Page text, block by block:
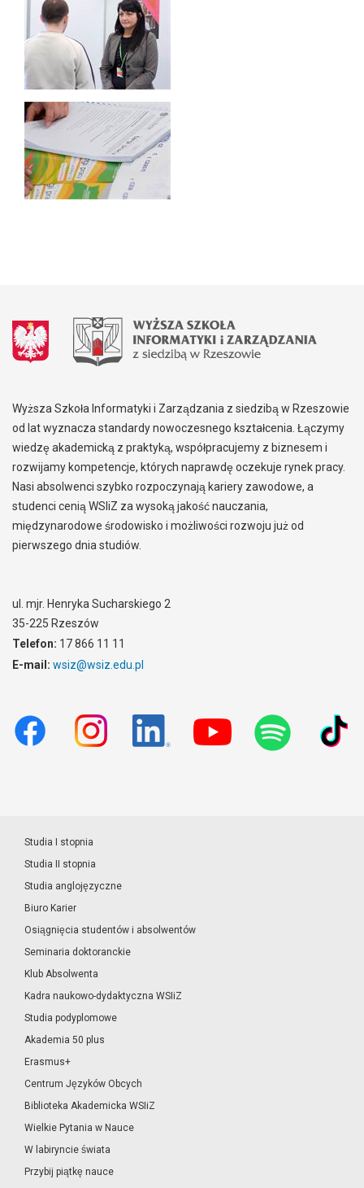
Wyższa Szkoła Informatyki i Zarządzania z siedzibą w Rzeszowie
od lat wyznacza standardy nowoczesnego kształcenia. Łączymy
wiedzę akademicką z praktyką, współpracujemy z biznesem i
rozwijamy kompetencje, których naprawdę oczekuje rynek pracy.
Nasi absolwenci szybko rozpoczynają kariery zawodowe, a
studenci cenią WSIiZ za wysoką jakość nauczania,
międzynarodowe środowisko i możliwości rozwoju już od
pierwszego dnia studiów.
ul. mjr. Henryka Sucharskiego 2
35-225 Rzeszów
Telefon: 17 866 11 11
E-mail: wsiz@wsiz.edu.pl
Studia I stopnia
Studia II stopnia
Studia anglojęzyczne
Biuro Karier
Osiągnięcia studentów i absolwentów
Seminaria doktoranckie
Klub Absolwenta
Kadra naukowo-dydaktyczna WSIiZ
Studia podyplomowe
Akademia 50 plus
Erasmus+
Centrum Języków Obcych
Biblioteka Akademicka WSIiZ
Wielkie Pytania w Nauce
W labiryncie świata
Przybij piątkę nauce